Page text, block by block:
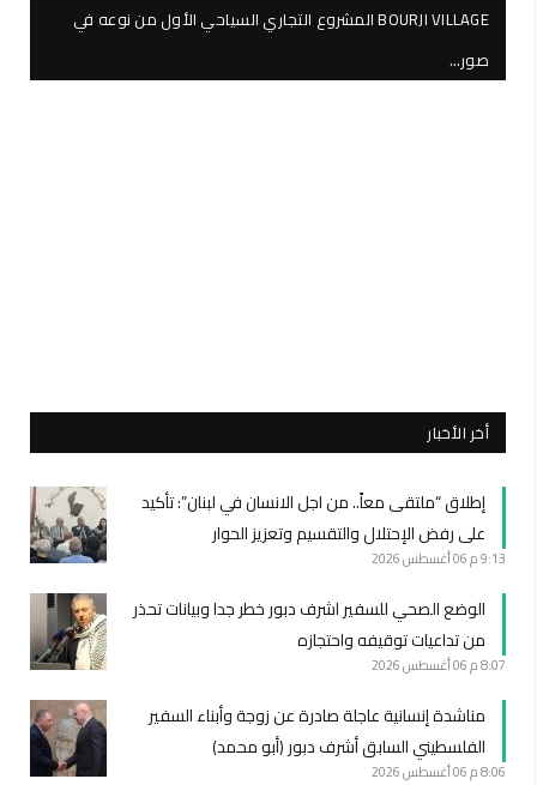
BOURJI VILLAGE المشروع التجاري السياحي الأول من نوعه في
صور…
أخر الأخبار
إطلاق “ملتقى معاً.. من اجل الانسان في لبنان”: تأكيد
على رفض الإحتلال والتقسيم وتعزيز الحوار
9:13 م 06 أغسطس 2026
الوضع الصحي للسفير اشرف دبور خطر جدا وبيانات تحذر
من تداعيات توقيفه واحتجازه
8:07 م 06 أغسطس 2026
مناشدة إنسانية عاجلة صادرة عن زوجة وأبناء السفير
الفلسطيني السابق أشرف دبور (أبو محمد)
8:06 م 06 أغسطس 2026